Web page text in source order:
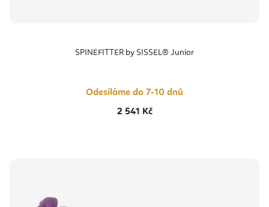
SPINEFITTER by SISSEL® Junior
Odesíláme do 7-10 dnů
2 541 Kč